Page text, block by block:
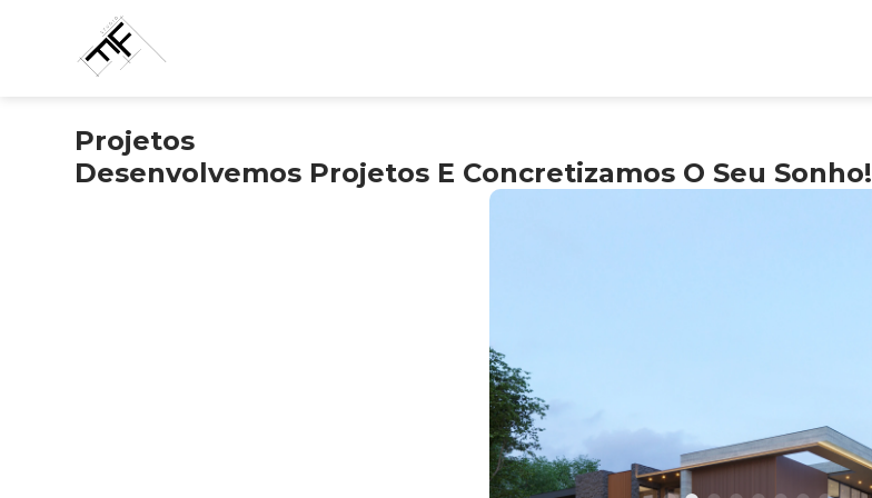
Projetos
Desenvolvemos Projetos E Concretizamos O Seu Sonho!